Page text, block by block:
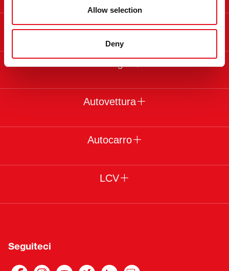
Allow selection
Deny
Informazioni su febi
Note legali
Autovettura
Autocarro
LCV
Seguiteci